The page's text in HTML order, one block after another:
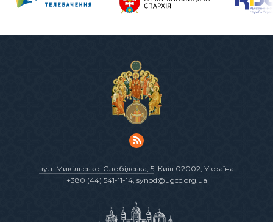
вул. Микільсько-Слобідська, 5, Київ 02002, Україна
+380 (44) 541-11-14, synod@ugcc.org.ua